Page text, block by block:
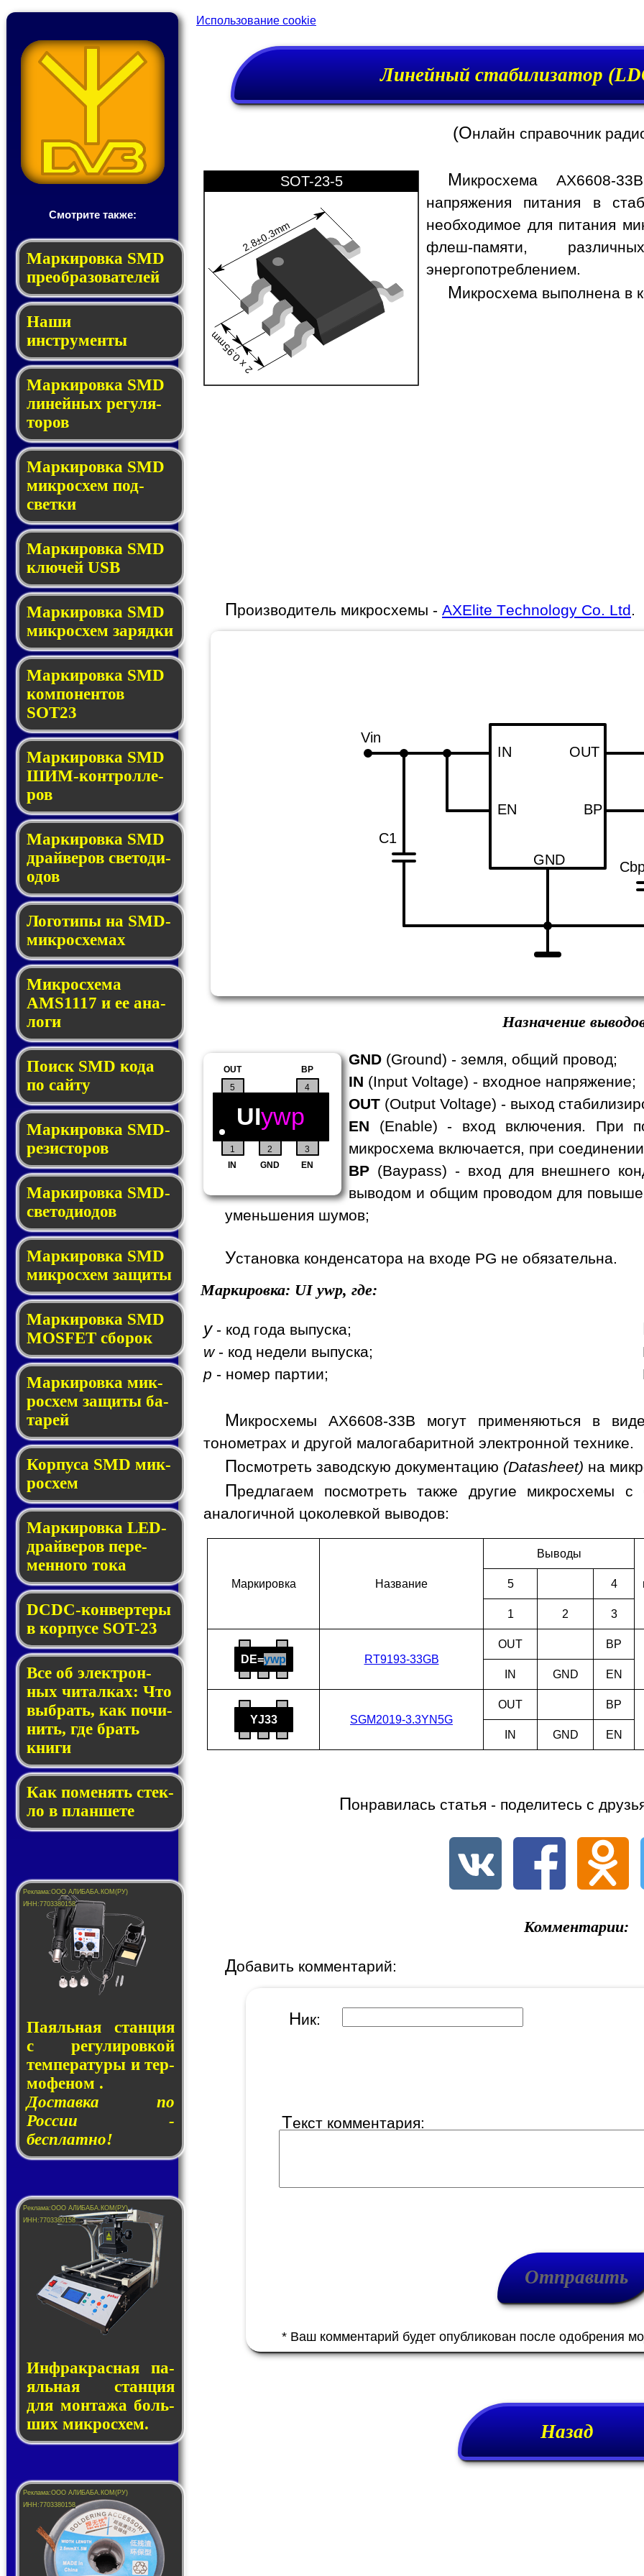
Смотрите также:
Мар­ки­ров­ка SMD
пре­об­ра­зо­ва­те­лей
Наши
инструменты
Маркировка SMD
ли­ней­ных ре­гу­ля­
то­ров
Маркировка SMD
мик­ро­схем под­
свет­ки
Маркировка SMD
клю­чей USB
Маркировка SMD
мик­рос­хем за­ряд­ки
Маркировка SMD
ком­по­нен­тов
SOT23
Маркировка SMD
ШИМ-кон­трол­ле­
ров
Маркировка SMD
драй­ве­ров све­то­ди­
о­дов
Логотипы на SMD-
мик­ро­схе­мах
Микросхема
AMS1117 и ее ана­
ло­ги
Поиск SMD ко­да
по сай­ту
Маркировка SMD-
ре­зис­то­ров
Маркировка SMD-
све­то­дио­дов
Мар­ки­ров­ка SMD
мик­рос­хем защиты
Мар­ки­ров­ка SMD
MOSFET сбо­рок
Мар­ки­ров­ка мик­
ро­схем за­щи­ты ба­
та­рей
Корпуса SMD мик­
ро­схем
Маркировка LED-
драй­ве­ров пе­ре­
мен­но­го то­ка
DCDC-кон­вер­те­ры
в кор­пу­се SOT-23
Все об элек­трон­
ных чи­тал­ках: Что
выб­рать, как по­чи­
нить, где брать
кни­ги
Как по­ме­нять стек­
ло в планшете
Паяльная стан­ция
с ре­гу­ли­ров­кой
тем­пе­ра­ту­ры и тер­
мо­фе­ном .
Доставка по
России -
бесплатно!
Инфракрасная па­
яль­ная стан­ция
для мон­та­жа боль­
ших ми­кро­схем.
Использование cookie
Линейный стабилизатор
(Онлайн справочник
2.8±0.3mm
2 x 0.95mm
SOT-23-5 Микросхема AX6608-
напряжения питания в
необходимое для питания
флеш-памяти,
энергопотреблением.
Микросхема выполнена в
Производитель микросхемы - AXElite Technology Co. Ltd
IN OUT
GND
Vin
C1
EN BP
Назначение
1 2 3
4
IN GND EN
BP
5
OUT
UIywp
GND (Ground) - земля, общий провод;
IN (Input Voltage) - входное напряжение;
OUT (Output Voltage) - выход
EN (Enable) - вход включения. При
микросхема включается, при
BP (Baypass) - вход для внешнего
выводом и общим проводом для
уменьшения шумов;
Установка конденсатора на входе PG не обязательна.
Маркировка: UIywp, где:
y- код года выпуска;
w- код недели выпуска;
p - номер партии;
Микросхемы AX6608-33B могут применяються в
тонометрах и другой малогабаритной электронной технике.
Посмотреть заводскую документацию (Datasheet) на
Предлагаем посмотреть также другие микросхемы
аналогичной цоколевкой выводов:
Мар­ки­ров­ка Наз­ва­ние
Выводы
5
4
1 2 3
DE=ywp RT9193-33GB
OUT
BP
IN
GND EN
YJ33 SGM2019-3.3YN5G
OUT
BP
IN
GND EN
Понравилась статья - поделитесь с
Комментарии:
Добавить комментарий:
Ник:
Текст комментария:
* Ваш комментарий будет опубликован после одобрения
Назад